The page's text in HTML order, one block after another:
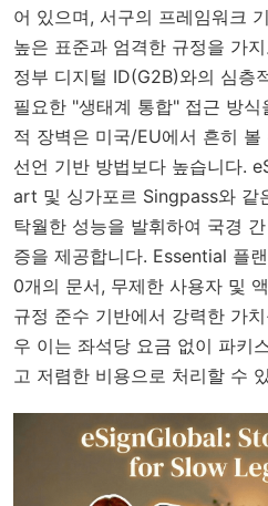
어 있으며, 서구의 프레임워크
높은 표준과 엄격한 규정을 가
정부 디지털 ID(G2B)와의 심층
필요한 "생태계 통합" 접근 방
적 장벽은 미국/EU에서 흔히
선언 기반 방법보다 높습니다.
art 및 싱가포르 Singpass와 같
탁월한 성능을 발휘하여 국경
증을 제공합니다. Essential 플
0개의 문서, 무제한 사용자 및
규정 준수 기반에서 강력한 가
우 이는 좌석당 요금 없이 파키
고 저렴한 비용으로 처리할 수